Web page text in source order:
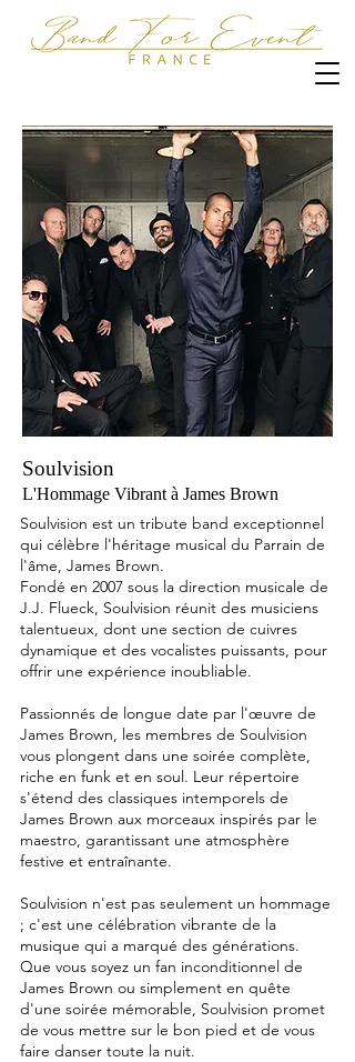
Soulvision
L'Hommage Vibrant à James Brown
Soulvision est un tribute band exceptionnel
qui célèbre l'héritage musical du Parrain de
l'âme, James Brown.
Fondé en 2007 sous la direction musicale de
J.J. Flueck, Soulvision réunit des musiciens
talentueux, dont une section de cuivres
dynamique et des vocalistes puissants, pour
offrir une expérience inoubliable.
Passionnés de longue date par l'œuvre de
James Brown, les membres de Soulvision
vous plongent dans une soirée complète,
riche en funk et en soul. Leur répertoire
s'étend des classiques intemporels de
James Brown aux morceaux inspirés par le
maestro, garantissant une atmosphère
festive et entraînante.
Soulvision n'est pas seulement un hommage
; c'est une célébration vibrante de la
musique qui a marqué des générations.
Que vous soyez un fan inconditionnel de
James Brown ou simplement en quête
d'une soirée mémorable, Soulvision promet
de vous mettre sur le bon pied et de vous
faire danser toute la nuit.